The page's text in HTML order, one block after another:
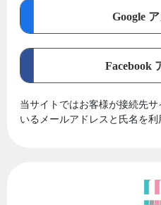
Google
Facebook
当サイトではお客様が接続先
いるメールアドレスと氏名を利